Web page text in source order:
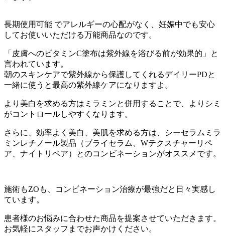
長期使用可能 でアレルギーの心配がなく、妊娠中でも安心
してお使いいただける万能商品なのです。
「皮膚へのビタミンC塗布は紫外線を浴びる前が効果的」と
言われています。
朝のスキンケアで紫外線から保護してくれるデイリーPDと
一緒に使うと最高の紫外線ケアになりますよ。
より美白を求める方はミラミンと併用することで、よりシミ
がコントロールしやすくなります。
さらに、効率よく美白、美肌を求める方は、シーセラムミラ
ミンレチノール製品（ブライセラム、Wテクスチャーリペ
ア、ナイトリペア）とのコンビネーションがオススメです。
施術もZOも、コンビネーション治療が最強だと日々実感し
ています。
患者様のお悩みに合わせた商品を提案させていただきます。
お気軽にスタッフまでお声かけください。